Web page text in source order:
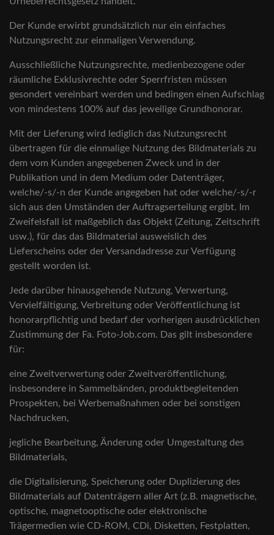
Der Kunde erwirbt grundsätzlich nur ein einfaches
Nutzungsrecht zur einmaligen Verwendung.
Ausschließliche Nutzungsrechte, medienbezogene oder
räumliche Exklusivrechte oder Sperrfristen müssen
gesondert vereinbart werden und bedingen einen Aufschlag
von mindestens 100% auf das jeweilige Grundhonorar.
Mit der Lieferung wird lediglich das Nutzungsrecht
übertragen für die einmalige Nutzung des Bildmaterials zu
dem vom Kunden angegebenen Zweck und in der
Publikation und in dem Medium oder Datenträger,
welche/-s/-n der Kunde angegeben hat oder welche/-s/-r
sich aus den Umständen der Auftragserteilung ergibt. Im
Zweifelsfall ist maßgeblich das Objekt (Zeitung, Zeitschrift
usw.), für das das Bildmaterial ausweislich des
Lieferscheins oder der Versandadresse zur Verfügung
gestellt worden ist.
Jede darüber hinausgehende Nutzung, Verwertung,
Vervielfältigung, Verbreitung oder Veröffentlichung ist
honorarpflichtig und bedarf der vorherigen ausdrücklichen
Zustimmung der Fa. Foto-Job.com. Das gilt insbesondere
für:
eine Zweitverwertung oder Zweitveröffentlichung,
insbesondere in Sammelbänden, produktbegleitenden
Prospekten, bei Werbemaßnahmen oder bei sonstigen
Nachdrucken,
jegliche Bearbeitung, Änderung oder Umgestaltung des
Bildmaterials,
die Digitalisierung, Speicherung oder Duplizierung des
Bildmaterials auf Datenträgern aller Art (z.B. magnetische,
optische, magnetooptische oder elektronische
Trägermedien wie CD-ROM, CDi, Disketten, Festplatten,